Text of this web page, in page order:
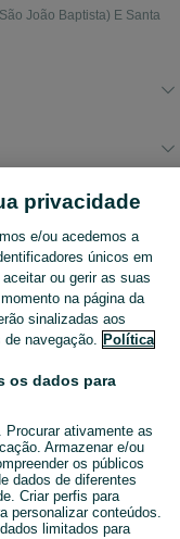
João Baptista) E Santa
Navegue pelos últimos anúncios de Serviços em Tomar (São João Baptista) E Santa Maria Dos Olivais no OLX Portugal. Compre e venda produtos locais com facilidade e segurança. Mostrar
privacidade
e/ou acedemos a
únicos em
ou gerir as suas
na página da
sinalizadas aos
navegação. Política
os dados para
ativamente as
Armazenar e/ou
os públicos
dados de diferentes
Criar perfis para
personalizar conteúdos.
limitados para